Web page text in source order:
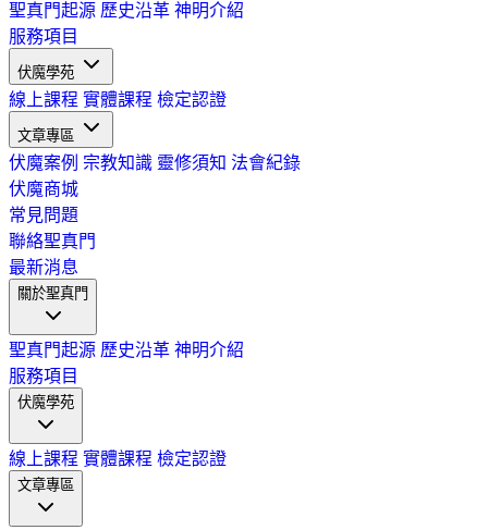
聖真門起源 歷史沿革 神明介紹
服務項目
伏魔學苑
線上課程 實體課程 檢定認證
文章專區
伏魔案例 宗教知識 靈修須知 法會紀錄
伏魔商城
常見問題
聯絡聖真門
最新消息
關於聖真門
聖真門起源 歷史沿革 神明介紹
服務項目
伏魔學苑
線上課程 實體課程 檢定認證
文章專區